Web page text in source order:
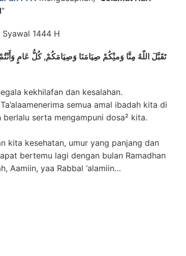
”
تَقَبَّلَ اللّهُ مِنَّا وَمنِْكُمْ صِيَامَنَا وَصِيَامَكُمْ, كُلُّ عَامٍ وَأَنْتُمْ
kekhilafan dan kesalahan.
semua amal ibadah kita di
serta mengampuni dosa² kita.
kita kesehatan, umur yang panjang dan
bertemu lagi dengan bulan Ramadhan
Aamiin, yaa Rabbal ‘alamiin…